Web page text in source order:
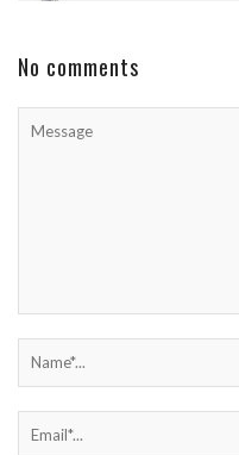
No comments